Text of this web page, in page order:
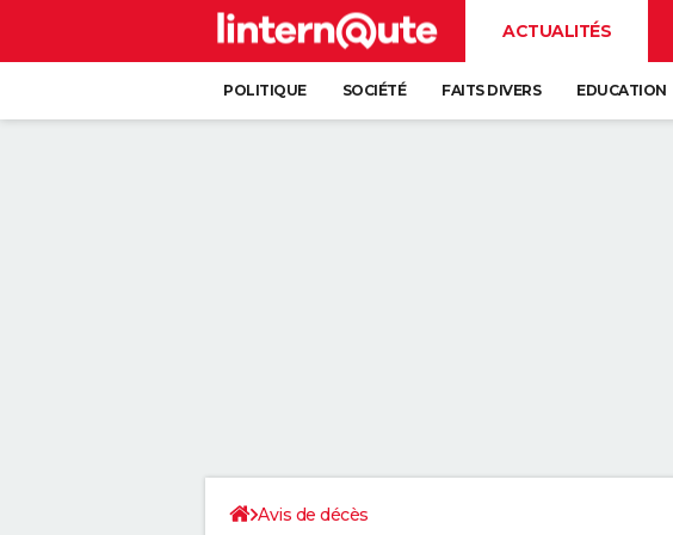
ACTUALITÉS
POLITIQUE SOCIÉTÉ FAITS DIVERS EDUCATION
Avis de décès